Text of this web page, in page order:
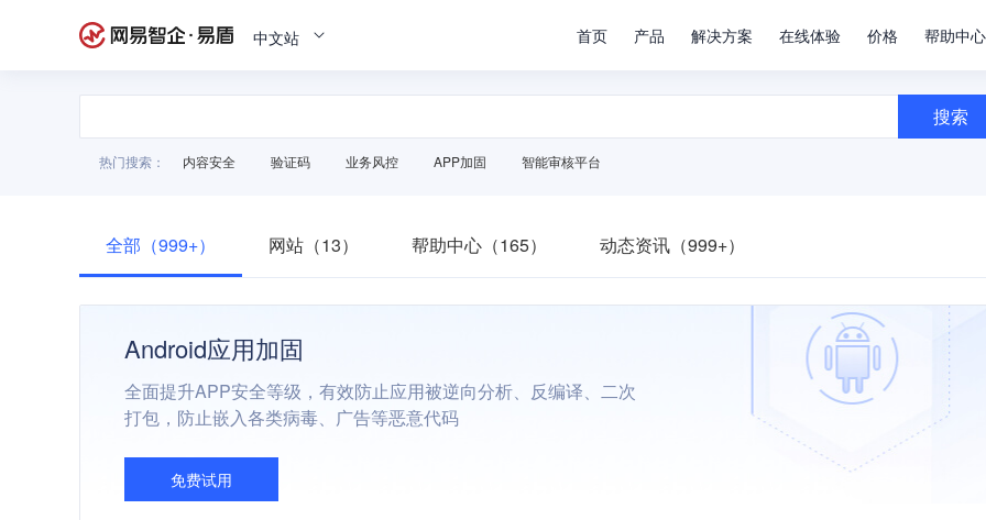
中文站 首页 产品 解决方案 在线体验 价格 帮助中心
搜索
热门搜索： 内容安全 验证码 业务风控 APP加固 智能审核平台
全部（999+） 网站（13） 帮助中心（165） 动态资讯（999+）
Android应用加固
全面提升APP安全等级，有效防止应用被逆向分析、反编译、二次
打包，防止嵌入各类病毒、广告等恶意代码
免费试用